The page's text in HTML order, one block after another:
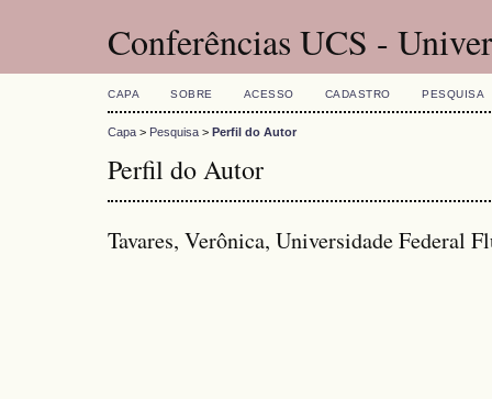
Conferências UCS -
CAPA SOBRE ACESSO CADASTRO PESQUISA
Capa > Pesquisa > Perfil do Autor
Perfil do Autor
Tavares, Verônica, Universidade Federal